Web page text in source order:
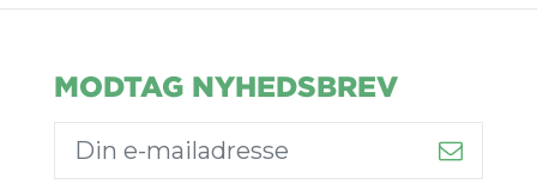
MODTAG NYHEDSBREV